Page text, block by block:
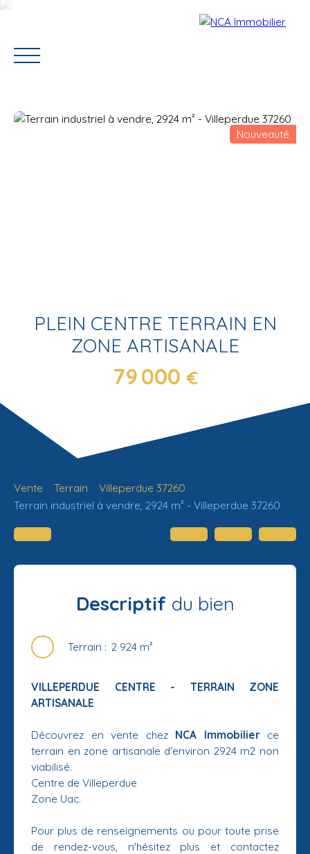
Nouveauté
PLEIN CENTRE TERRAIN EN
ZONE ARTISANALE
79 000€
Vente Terrain
Villeperdue 37260
Terrain industriel à vendre, 2924 m² - Villeperdue 37260
Descriptif du bien
Terrain : 2 924 m²
VILLEPERDUE CENTRE - TERRAIN ZONE
ARTISANALE
Découvrez en vente chez NCA Immobilierce
terrain en zone artisanale d'environ 2924 m2 non
viabilisé.
Centre de Villeperdue
Zone Uac.
Pour plus de renseignements ou pour toute prise
de rendez-vous, n'hésitez plus et contactez